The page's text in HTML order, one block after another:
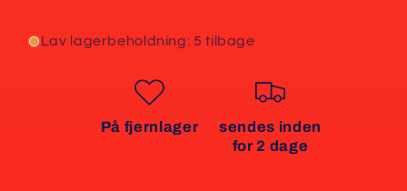
Lav lagerbeholdning: 5 tilbage
På fjernlager
sendes inden
for 2 dage